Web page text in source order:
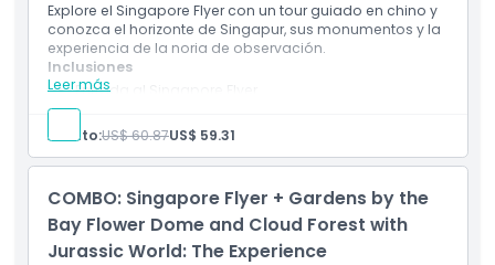
Explore el Singapore Flyer con un tour guiado en chino y
conozca el horizonte de Singapur, sus monumentos y la
experiencia de la noria de observación.
Leer más
Inclusiones
Entrada al Singapore Flyer
Tour guiado en chino
Información sobre Singapore Flyer y los lugares
emblemáticos de la ciudad
Experiencia de paseo en cápsula de observación
Singapur
Adulto:US$ 60.87US$ 59.31
COMBO: Singapore Flyer + Gardens by the
Bay Flower Dome and Cloud Forest with
Jurassic World: The Experience